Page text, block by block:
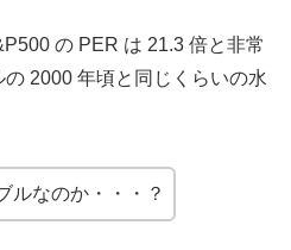
の PER は 21.3 倍と非常
2000 年頃と同じくらいの水
ルなのか・・・？